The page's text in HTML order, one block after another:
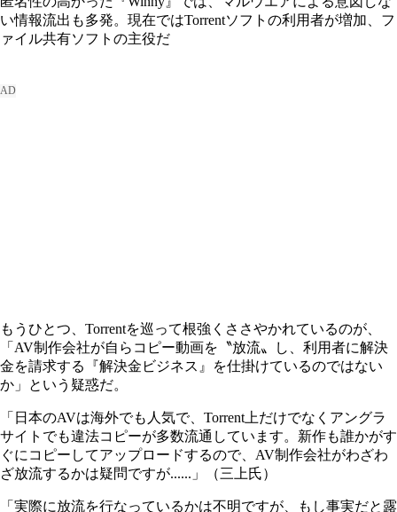
い情報流出も多発。現在ではTorrentソフトの利用者が増加、フ
ァイル共有ソフトの主役だ
もうひとつ、Torrentを巡って根強くささやかれているのが、
「AV制作会社が自らコピー動画を〝放流〟し、利用者に解決
金を請求する『解決金ビジネス』を仕掛けているのではない
か」という疑惑だ。
「日本のAVは海外でも人気で、Torrent上だけでなくアングラ
サイトでも違法コピーが多数流通しています。新作も誰かがす
ぐにコピーしてアップロードするので、AV制作会社がわざわ
ざ放流するかは疑問ですが......」（三上氏）
「実際に放流を行なっているかは不明ですが、もし事実だと露